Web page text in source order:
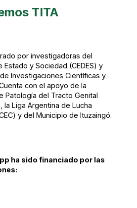
TITA
por investigadoras del
y Sociedad (CEDES) y
Investigaciones Científicas y
con el apoyo de la
Patología del Tracto Genital
la Liga Argentina de Lucha
y del Municipio de Ituzaingó.
ha sido financiado por las